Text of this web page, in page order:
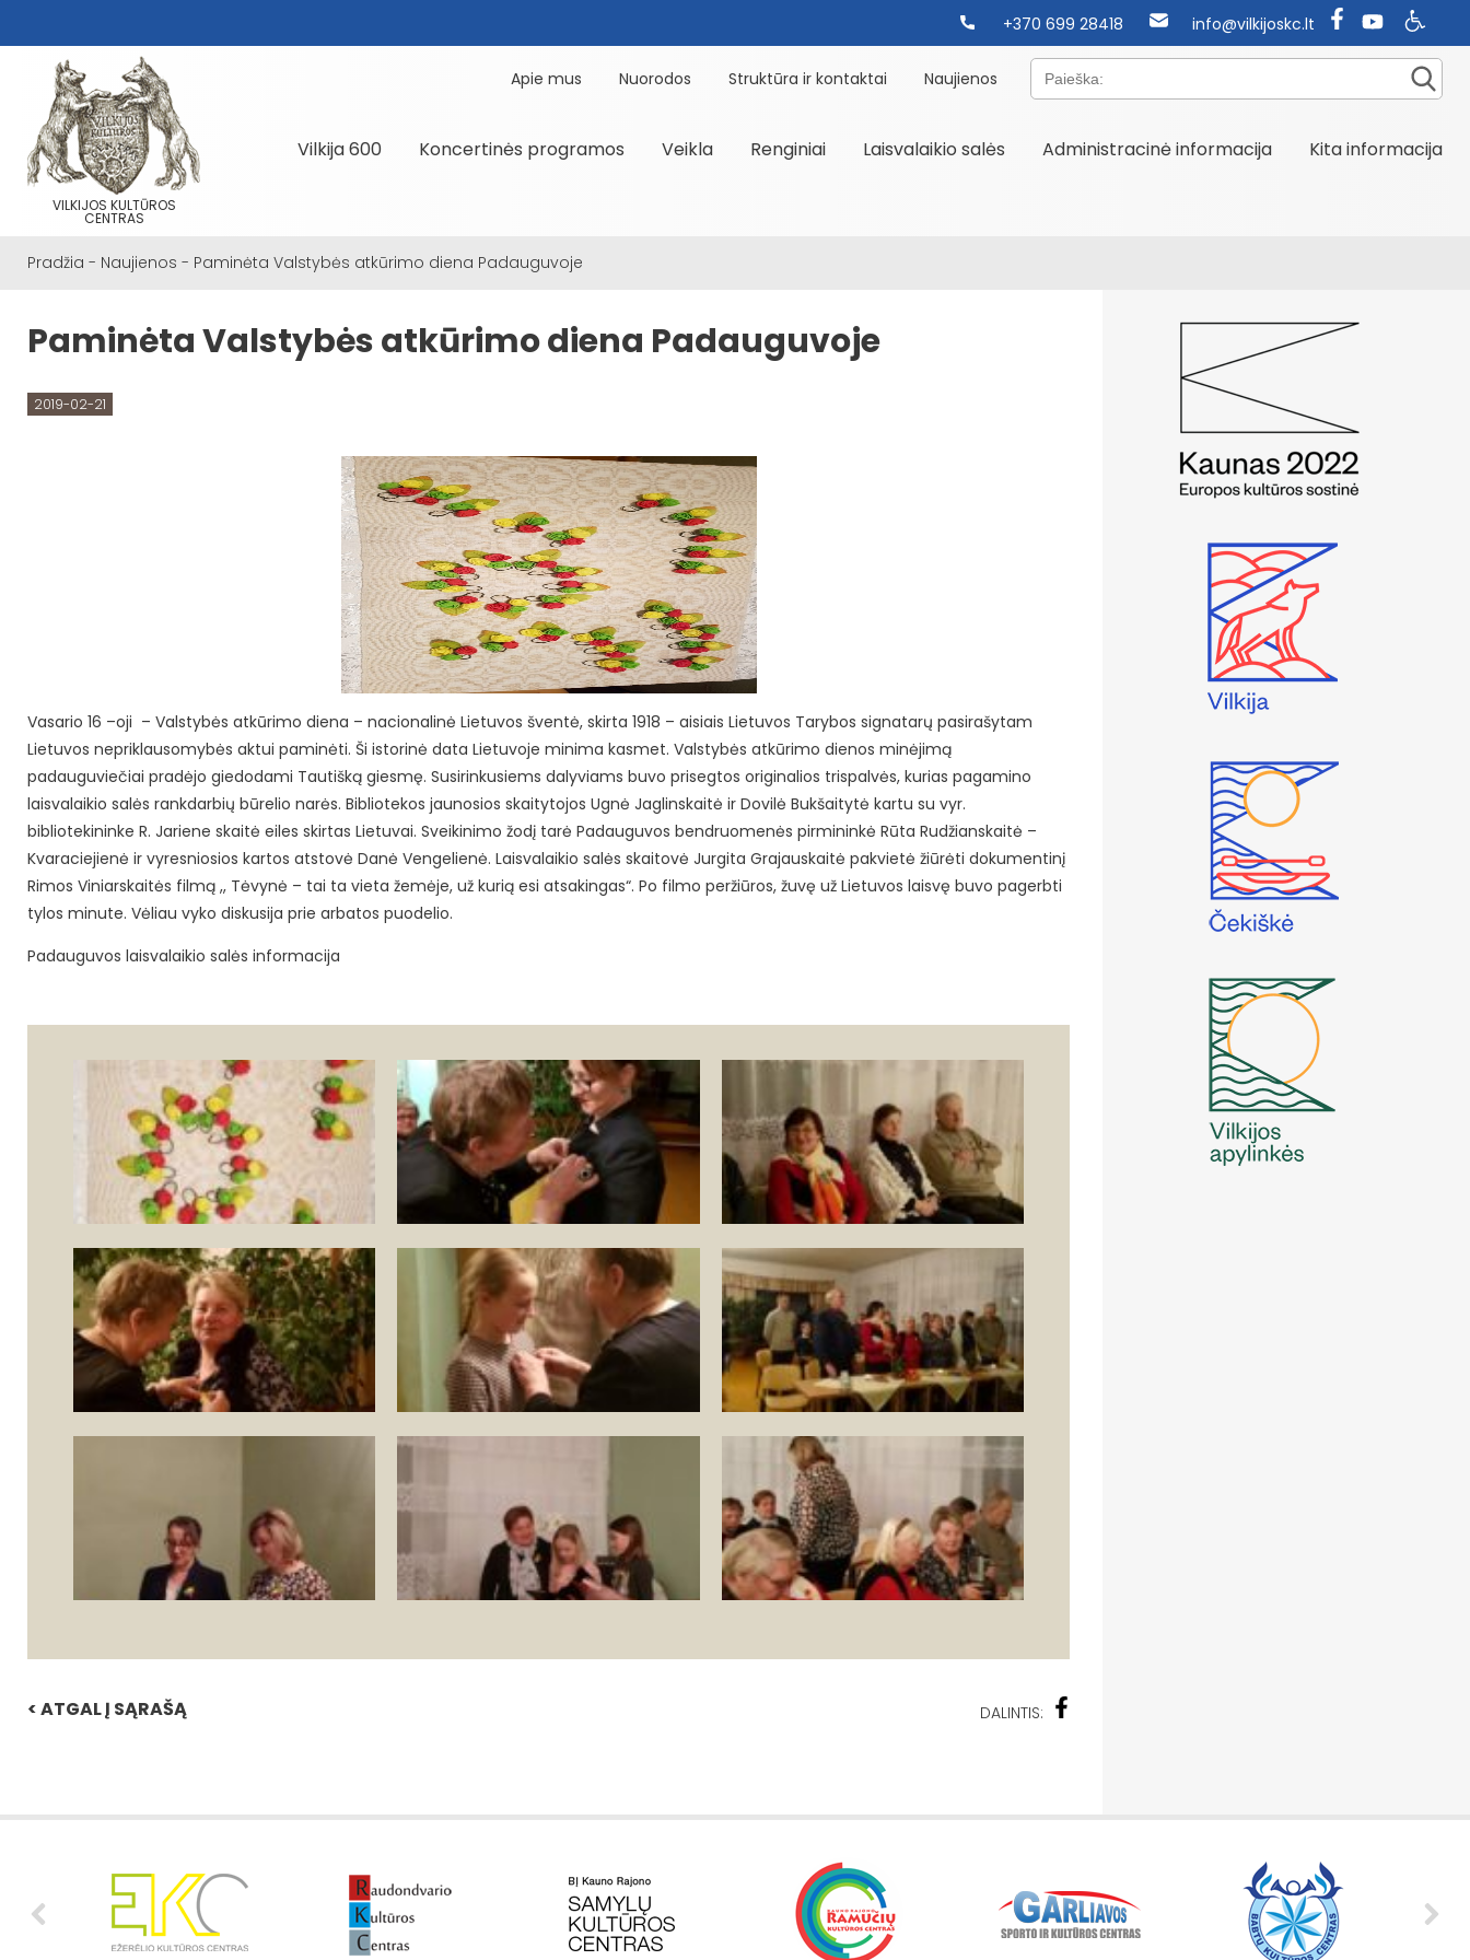
+370 699 28418 info@vilkijoskc.lt
VILKIJOS KULTŪROS
CENTRAS
Apie mus Nuorodos Struktūra ir kontaktai Naujienos Paieška:
Vilkija 600 Koncertinės programos Veikla Renginiai Laisvalaikio salės Administracinė informacija Kita informacija
Pradžia - Naujienos - Paminėta Valstybės atkūrimo diena Padauguvoje
Paminėta Valstybės atkūrimo diena Padauguvoje
2019-02-21
Vasario 16 –oji – Valstybės atkūrimo diena – nacionalinė Lietuvos šventė, skirta 1918 – aisiais Lietuvos Tarybos signatarų pasirašytam
Lietuvos nepriklausomybės aktui paminėti. Ši istorinė data Lietuvoje minima kasmet. Valstybės atkūrimo dienos minėjimą
padauguviečiai pradėjo giedodami Tautišką giesmę. Susirinkusiems dalyviams buvo prisegtos originalios trispalvės, kurias pagamino
laisvalaikio salės rankdarbių būrelio narės. Bibliotekos jaunosios skaitytojos Ugnė Jaglinskaitė ir Dovilė Bukšaitytė kartu su vyr.
bibliotekininke R. Jariene skaitė eiles skirtas Lietuvai. Sveikinimo žodį tarė Padauguvos bendruomenės pirmininkė Rūta Rudžianskaitė –
Kvaraciejienė ir vyresniosios kartos atstovė Danė Vengelienė. Laisvalaikio salės skaitovė Jurgita Grajauskaitė pakvietė žiūrėti dokumentinį
Rimos Viniarskaitės filmą ,, Tėvynė – tai ta vieta žemėje, už kurią esi atsakingas“. Po filmo peržiūros, žuvę už Lietuvos laisvę buvo pagerbti
tylos minute. Vėliau vyko diskusija prie arbatos puodelio.
Padauguvos laisvalaikio salės informacija
< ATGAL Į SĄRAŠĄ DALINTIS: